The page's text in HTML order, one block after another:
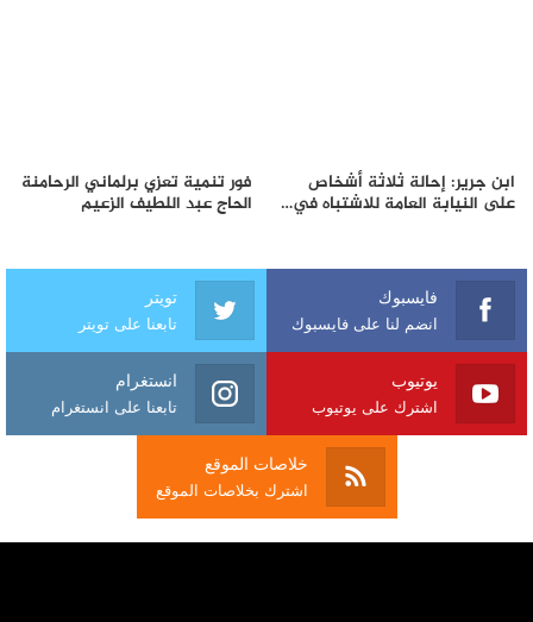
ابن جرير: إحالة ثلاثة أشخاص
على النيابة العامة للاشتباه في…
فور تنمية تعزي برلماني الرحامنة
الحاج عبد اللطيف الزعيم
فايسبوك
انضم لنا على فايسبوك
تويتر
تابعنا على تويتر
يوتيوب
اشترك على يوتيوب
انستغرام
تابعنا على انستغرام
خلاصات الموقع
اشترك بخلاصات الموقع